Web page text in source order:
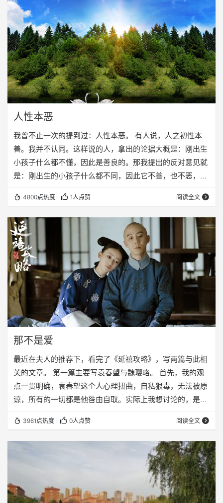
多音乐风格的一种补充。可问题是，并不能所有的音乐，都
去说唱吧？当然，最近说唱很火，大家就喜欢所谓的“燃、
炸”，恨不得所有的音乐都去说唱了。其实我认为，说唱…
人性本恶
我曾不止一次的提到过：人性本恶。 有人说，人之初性本
善。我并不认同。这样说的人，拿出的论据大概是：刚出生
小孩子什么都不懂，因此是善良的。那我提出的反对意见就
是：刚出生的小孩子什么都不同，因此它不善，也不恶，可
教会它的，自私贪婪才能生存。这世界上，资源就这么多，
任何物种为了生存，都需要抢夺资源。饥饿的时候抢粮食，
生病的时候抢病床，为了生存，获得自己所需的物资，人是
什么事情都干的出来的。 人有恻隐之心，这没错。人的恻隐
之心在什么时候发挥作用呢？你同情的这个人跟你没有任…
4800点热度 1人点赞 阅读全文
那不是爱
最近在夫人的推荐下，看完了《延禧攻略》，写两篇与此相
关的文章。 第一篇主要写袁春望与魏璎珞。 首先，我的观
点一贯明确，袁春望这个人心理扭曲，自私狠毒，无法被原
谅，所有的一切都是他咎由自取。实际上我想讨论的，是另
珞，那根本不是爱，是彻彻底底的自私自利，完全为了自
己。 因爱生恨的故事，我们听了很多，大多数就是之前这女
的本来是要爱我的，后来变心了，喜欢上了别人，我之前爱
她，现在我恨她，恨不得弄死她。大多数剧本就是这样的，
可是这种剧本，根本就不能算是爱情故事，因为根本没有…
3981点热度 0人点赞 阅读全文